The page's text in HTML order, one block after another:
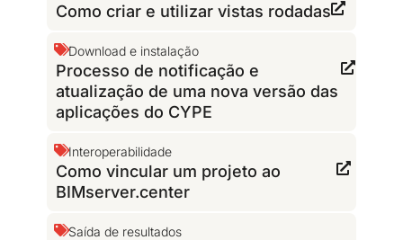
Como criar e utilizar vistas rodadas
Download e instalação
Processo de notificação e
atualização de uma nova versão das
aplicações do CYPE
Interoperabilidade
Como vincular um projeto ao
BIMserver.center
Saída de resultados